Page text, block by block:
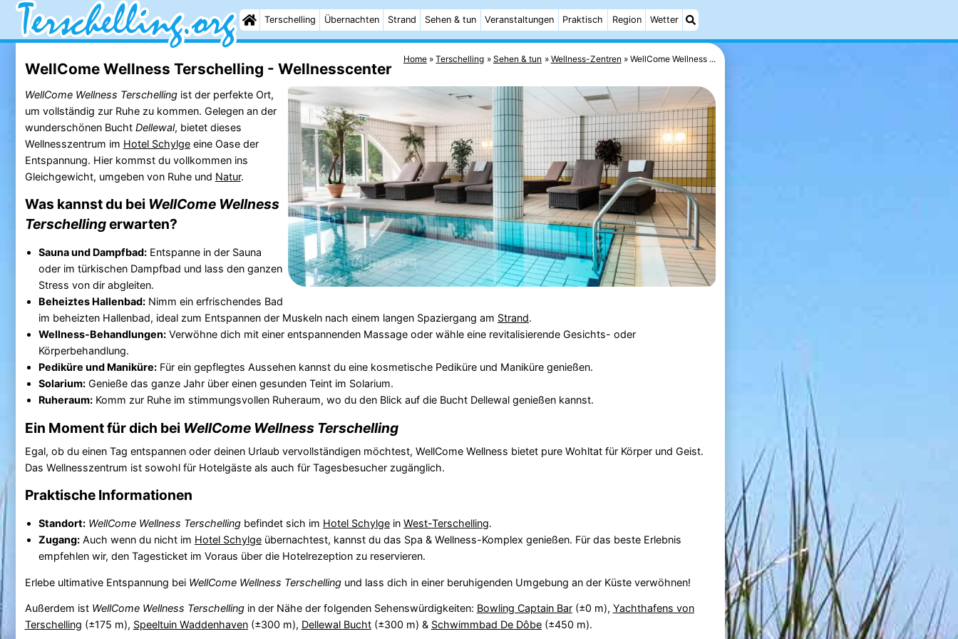
Terschelling Übernachten Strand Sehen & tun Veranstaltungen Praktisch Region Wetter
Home Terschelling Sehen & tun Wellness-Zentren WellCome Wellness ...
WellCome Wellness Terschelling - Wellnesscenter
WellCome Wellness Terschellingist der perfekte Ort,
um vollständig zur Ruhe zu kommen. Gelegen an der
wunderschönen Bucht Dellewal, bietet dieses
Wellnesszentrum im Hotel Schylgeeine Oase der
Entspannung. Hier kommst du vollkommen ins
Gleichgewicht, umgeben von Ruhe und Natur.
Was kannst du bei WellCome Wellness
Terschellingerwarten?
Sauna und Dampfbad:Entspanne in der Sauna
oder im türkischen Dampfbad und lass den ganzen
Stress von dir abgleiten.
Beheiztes Hallenbad:Nimm ein erfrischendes Bad
im beheizten Hallenbad, ideal zum Entspannen der Muskeln nach einem langen Spaziergang am Strand.
Wellness-Behandlungen:Verwöhne dich mit einer entspannenden Massage oder wähle eine revitalisierende Gesichts- oder
Körperbehandlung.
Pediküre und Maniküre:Für ein gepflegtes Aussehen kannst du eine kosmetische Pediküre und Maniküre genießen.
Solarium:Genieße das ganze Jahr über einen gesunden Teint im Solarium.
Ruheraum:Komm zur Ruhe im stimmungsvollen Ruheraum, wo du den Blick auf die Bucht Dellewal genießen kannst.
Ein Moment für dich bei WellCome Wellness Terschelling
Egal, ob du einen Tag entspannen oder deinen Urlaub vervollständigen möchtest, WellCome Wellness bietet pure Wohltat für Körper und Geist.
Das Wellnesszentrum ist sowohl für Hotelgäste als auch für Tagesbesucher zugänglich.
Praktische Informationen
Standort: WellCome Wellness Terschellingbefindet sich im Hotel Schylgein West-Terschelling.
Zugang:Auch wenn du nicht im Hotel Schylgeübernachtest, kannst du das Spa & Wellness-Komplex genießen. Für das beste Erlebnis
empfehlen wir, den Tagesticket im Voraus über die Hotelrezeption zu reservieren.
Erlebe ultimative Entspannung bei WellCome Wellness Terschellingund lass dich in einer beruhigenden Umgebung an der Küste verwöhnen!
Außerdem ist WellCome Wellness Terschellingin der Nähe der folgenden Sehenswürdigkeiten: Bowling Captain Bar(±0 m), Yachthafens von
Terschelling (±175 m), Speeltuin Waddenhaven(±300 m), Dellewal Bucht(±300 m) & Schwimmbad De Dôbe(±450 m).